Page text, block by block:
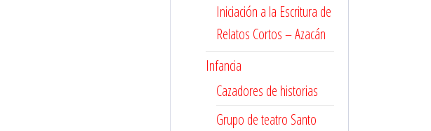
Iniciación a la Escritura de
Relatos Cortos – Azacán
Infancia
Cazadores de historias
Grupo de teatro Santo